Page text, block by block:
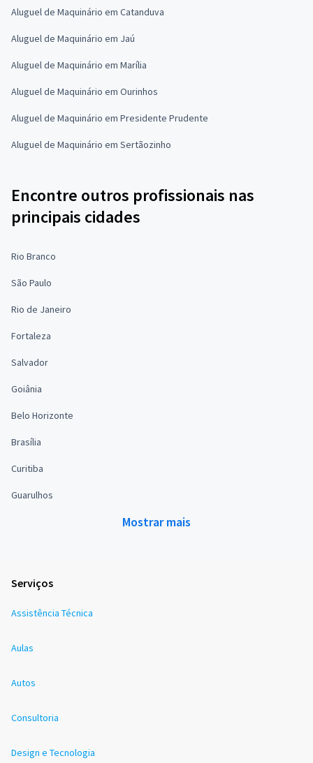
Aluguel de Maquinário em Catanduva
Aluguel de Maquinário em Jaú
Aluguel de Maquinário em Marília
Aluguel de Maquinário em Ourinhos
Aluguel de Maquinário em Presidente Prudente
Aluguel de Maquinário em Sertãozinho
Encontre outros profissionais nas
principais cidades
Rio Branco
São Paulo
Rio de Janeiro
Fortaleza
Salvador
Goiânia
Belo Horizonte
Brasília
Curitiba
Guarulhos
Mostrar mais
Serviços
Assistência Técnica
Aulas
Autos
Consultoria
Design e Tecnologia